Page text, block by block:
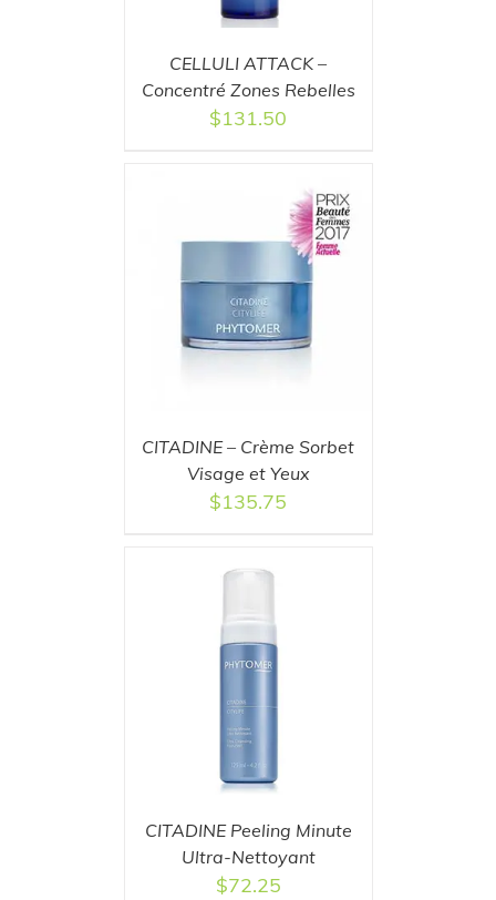
CELLULI ATTACK –
Concentré Zones Rebelles
$131.50
CITADINE – Crème Sorbet
Visage et Yeux
$135.75
CITADINE Peeling Minute
Ultra-Nettoyant
$72.25